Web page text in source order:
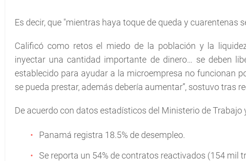
Es decir, que "mientras haya toque de queda y cuarentenas
Calificó como retos el miedo de la población y la
inyectar una cantidad importante de dinero… se deben
establecido para ayudar a la microempresa no funcionan
se pueda prestar, además debería aumentar”, sostuvo tras
De acuerdo con datos estadísticos del Ministerio de
Panamá registra 18.5% de desempleo.
Se reporta un 54% de contratos reactivados (154 mil